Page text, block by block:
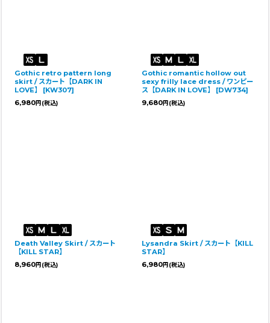
Gothic retro pattern long
skirt / スカート【DARK IN
LOVE】
[KW307]
6,980円 (税込)
Gothic romantic hollow out
sexy frilly lace dress / ワンピー
ス【DARK IN LOVE】
[DW734]
9,680円 (税込)
Death Valley Skirt / スカート
【KILL STAR】
8,960円 (税込)
Lysandra Skirt / スカート【KILL
STAR】
6,980円 (税込)